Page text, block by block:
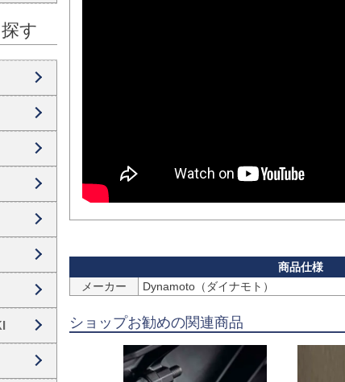
す
メーカー Dynamoto（ダイナモト）
ショップお勧めの関連商品